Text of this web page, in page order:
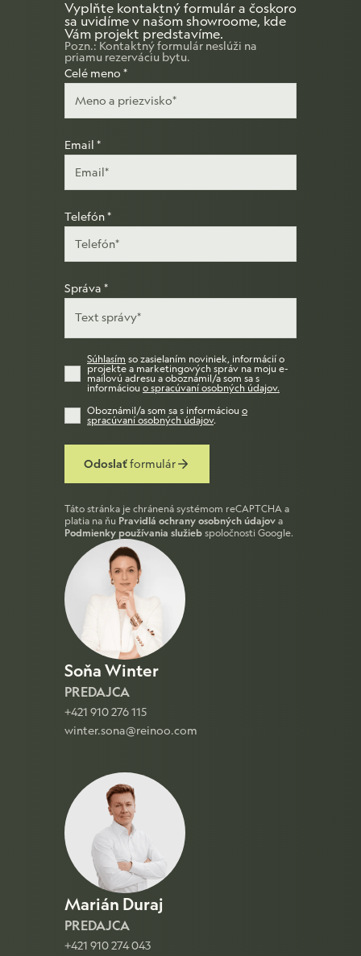
Vyplňte kontaktný formulár a čoskoro
sa uvidíme v našom showroome, kde
Vám projekt predstavíme.
Pozn.: Kontaktný formulár neslúži na
priamu rezerváciu bytu.
Celé meno *
Email *
Telefón*
Správa *
Súhlasím so zasielaním noviniek, informácií o
projekte a marketingových správ na moju e-
mailovú adresu a oboznámil/a som sa s
informáciou o spracúvaní osobných údajov.
Oboznámil/a som sa s informáciou o
spracúvaní osobných údajov.
Odoslaťformulár
Táto stránka je chránená systémom reCAPTCHA a
platia na ňu Pravidlá ochrany osobných údajov a
Podmienky používania služieb spoločnosti Google.
Soňa Winter
PREDAJCA
+421 910 276 115
winter.sona@reinoo.com
Marián Duraj
PREDAJCA
+421 910 274 043